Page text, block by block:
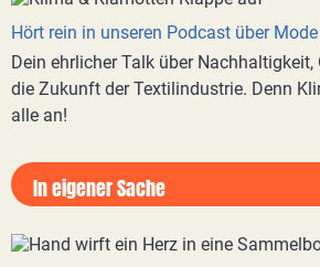
Hört rein in unseren Podcast über
Dein ehrlicher Talk über Nachhaltigkeit,
die Zukunft der Textilindustrie. Denn
alle an!
In eigener Sache